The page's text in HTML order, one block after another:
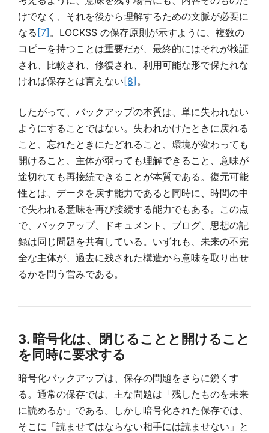
けでなく、それを後から理解するための文脈が必要に
なる[7] 。LOCKSS の保存原則が示すように、複数の
コピーを持つことは重要だが、最終的にはそれが検証
され、比較され、修復され、利用可能な形で保たれな
ければ保存とは言えない[8] 。
したがって、バックアップの本質は、単に失われない
ようにすることではない。失われかけたときに戻れる
こと、忘れたときにたどれること、環境が変わっても
開けること、主体が弱っても理解できること、意味が
途切れても再接続できることが本質である。復元可能
性とは、データを戻す能力であると同時に、時間の中
で失われる意味を再び接続する能力でもある。この点
で、バックアップ、ドキュメント、ブログ、思想の記
録は同じ問題を共有している。いずれも、未来の不完
全な主体が、過去に残された構造から意味を取り出せ
るかを問う営みである。
3. 暗号化は、閉じることと開けること
を同時に要求する
暗号化バックアップは、保存の問題をさらに鋭くす
る。通常の保存では、主な問題は「残したものを未来
に読めるか」である。しかし暗号化された保存では、
そこに「読ませてはならない相手には読ませない」と